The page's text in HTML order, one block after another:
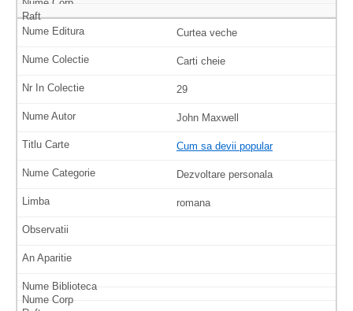
Curtea veche
Carti cheie
29
John Maxwell
Cum sa devii popular
Dezvoltare personala
romana